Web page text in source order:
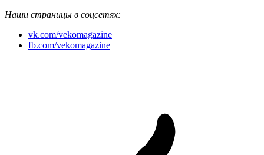
Наши страницы в соцсетях:
vk.com/vekomagazine
fb.com/vekomagazine